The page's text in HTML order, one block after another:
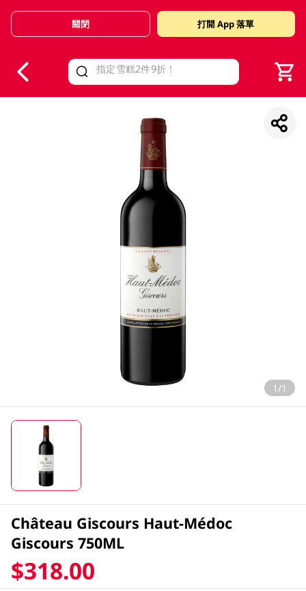
Valid Until 30 June 2026
關閉 打開 App 落單
1/1
Château Giscours Haut-Médoc
Giscours 750ML
$318.00